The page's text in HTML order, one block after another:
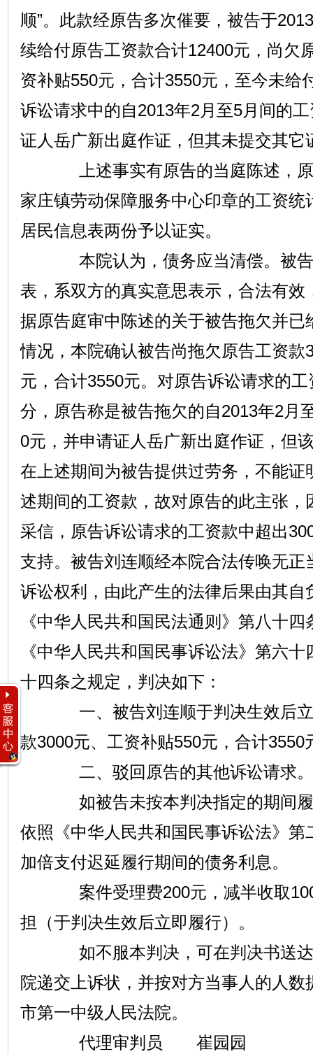
顺”。此款经原告多次催要，被告于
续给付原告工资款合计12400元，尚欠
资补贴550元，合计3550元，至今未给
诉讼请求中的自2013年2月至5月间的
证人岳广新出庭作证，但其未提交其它
上述事实有原告的当庭陈述，原
家庄镇劳动保障服务中心印章的工资统
居民信息表两份予以证实。
本院认为，债务应当清偿。被告
表，系双方的真实意思表示，合法有效
据原告庭审中陈述的关于被告拖欠并已
情况，本院确认被告尚拖欠原告工资款
元，合计3550元。对原告诉讼请求的
分，原告称是被告拖欠的自2013年2月
0元，并申请证人岳广新出庭作证，但
在上述期间为被告提供过劳务，不能证
述期间的工资款，故对原告的此主张，
采信，原告诉讼请求的工资款中超出
支持。被告刘连顺经本院合法传唤无正
诉讼权利，由此产生的法律后果由其自
《中华人民共和国民法通则》第八十
《中华人民共和国民事诉讼法》第六
十四条之规定，判决如下：
一、被告刘连顺于判决生效后立
款3000元、工资补贴550元，合计3550
二、驳回原告的其他诉讼请求。
如被告未按本判决指定的期间履
依照《中华人民共和国民事诉讼法》第
加倍支付迟延履行期间的债务利息。
案件受理费200元，减半收取100
担（于判决生效后立即履行）。
如不服本判决，可在判决书送达
院递交上诉状，并按对方当事人的人
市第一中级人民法院。
代理审判员 崔园园